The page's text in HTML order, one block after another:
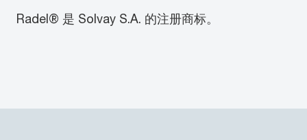
Radel® 是 Solvay S.A. 的注册商标。